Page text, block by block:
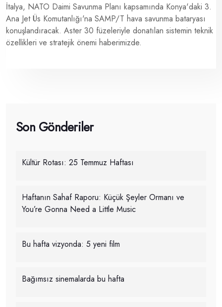
İtalya, NATO Daimi Savunma Planı kapsamında Konya'daki 3.
Ana Jet Üs Komutanlığı'na SAMP/T hava savunma bataryası
konuşlandıracak. Aster 30 füzeleriyle donatılan sistemin teknik
özellikleri ve stratejik önemi haberimizde.
Son Gönderiler
Kültür Rotası: 25 Temmuz Haftası
Haftanın Sahaf Raporu: Küçük Şeyler Ormanı ve
You’re Gonna Need a Little Music
Bu hafta vizyonda: 5 yeni film
Bağımsız sinemalarda bu hafta